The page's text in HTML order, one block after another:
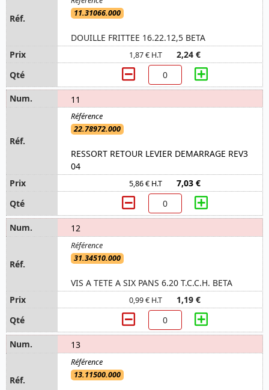
11.31066.000
DOUILLE FRITTEE 16.22.12,5 BETA
1,87 € H.T 2,24 €
11
22.78972.000
RESSORT RETOUR LEVIER DEMARRAGE REV3
04
5,86 € H.T 7,03 €
12
31.34510.000
VIS A TETE A SIX PANS 6.20 T.C.C.H. BETA
0,99 € H.T 1,19 €
13
13.11500.000